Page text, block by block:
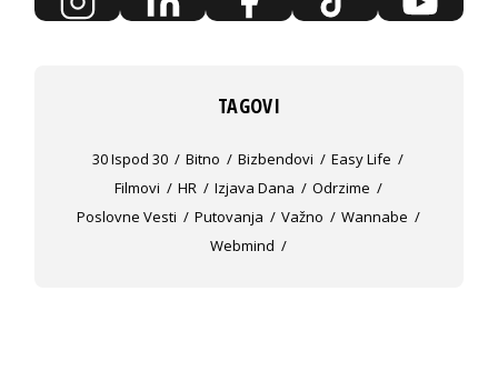
TAGOVI
30 Ispod 30 Bitno Bizbendovi
Easy Life
Filmovi
HR Izjava Dana
Odrzime
Poslovne Vesti
Putovanja Važno
Wannabe
Webmind